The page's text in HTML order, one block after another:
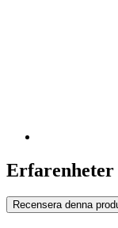
Recensera denna